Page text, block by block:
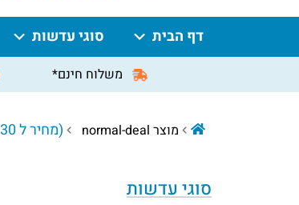
דף הבית סוגי עדשות
משלוח חינם*
מוצר normal-deal (מחיר ל 30 עדשות 116 ₪)
סוגי עדשות